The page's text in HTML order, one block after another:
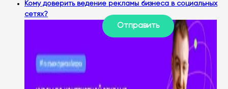
Кому доверить ведение рекламы бизнеса в социальных
сетях?